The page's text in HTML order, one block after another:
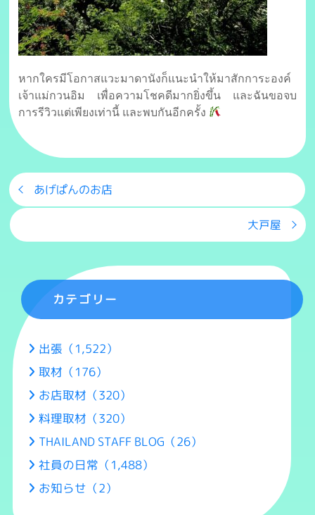
หากใครมีโอกาสแวะมาดานังก็แนะนำให้มาสักการะองค์
เจ้าแม่กวนอิม เพื่อความโชคดีมากยิ่งขึ้น และฉันขอจบ
การรีวิวแต่เพียงเท่านี้ และพบกันอีกครั้ง
あげぱんのお店
大戸屋
カテゴリー
出張（1,522）
取材（176）
お店取材（320）
料理取材（320）
THAILAND STAFF BLOG（26）
社員の日常（1,488）
お知らせ（2）